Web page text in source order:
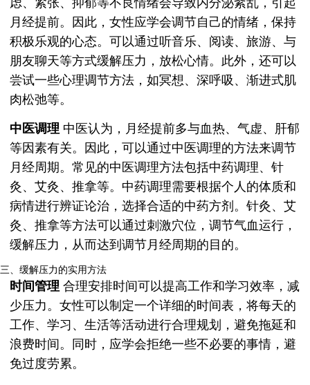
虑、紧张、抑郁等不良情绪会导致内分泌紊乱，引起
月经提前。因此，女性应学会调节自己的情绪，保持
积极乐观的心态。可以通过听音乐、阅读、旅游、与
朋友聊天等方式缓解压力，放松心情。此外，还可以
尝试一些心理调节方法，如冥想、深呼吸、渐进式肌
肉松弛等。
中医调理 中医认为，月经提前多与血热、气虚、肝郁
等因素有关。因此，可以通过中医调理的方法来调节
月经周期。常见的中医调理方法包括中药调理、针
灸、艾灸、推拿等。中药调理需要根据个人的体质和
病情进行辨证论治，选择合适的中药方剂。针灸、艾
灸、推拿等方法可以通过刺激穴位，调节气血运行，
缓解压力，从而达到调节月经周期的目的。
三、缓解压力的实用方法
时间管理 合理安排时间可以提高工作和学习效率，减
少压力。女性可以制定一个详细的时间表，将每天的
工作、学习、生活等活动进行合理规划，避免拖延和
浪费时间。同时，应学会拒绝一些不必要的事情，避
免过度劳累。